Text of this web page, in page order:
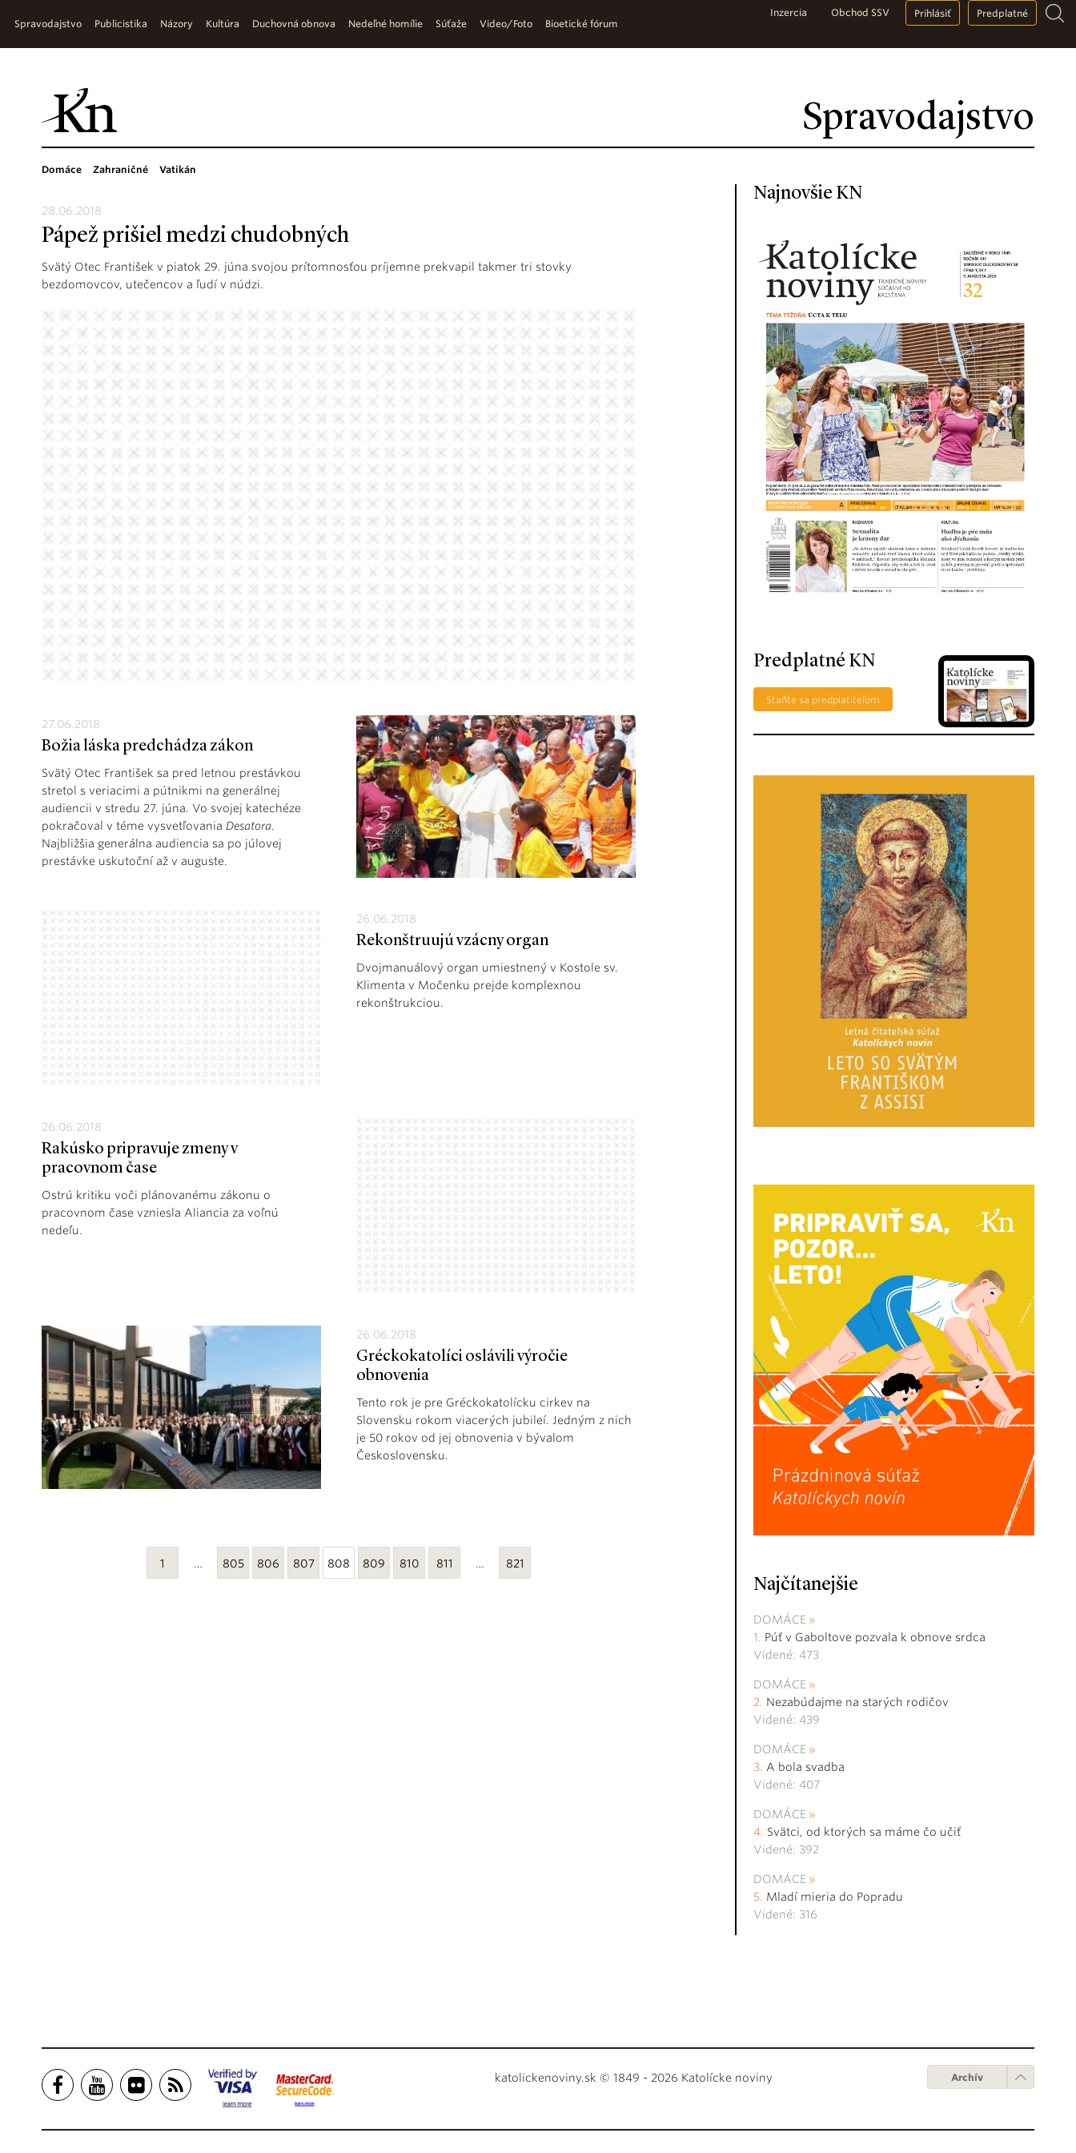
Spravodajstvo
Spravodajstvo Publicistika Názory Kultúra Duchovná obnova Nedeľné homílie Súťaže Video/Foto Bioetické fórum
Inzercia Obchod SSV Prihlásiť Predplatné
Domáce Zahraničné Vatikán
28.06.2018
Pápež prišiel medzi chudobných
Svätý Otec František v piatok 29. júna svojou prítomnosťou príjemne prekvapil takmer tri stovky
bezdomovcov, utečencov a ľudí v núdzi.
27.06.2018
Božia láska predchádza zákon
Svätý Otec František sa pred letnou prestávkou
stretol s veriacimi a pútnikmi na generálnej
audiencii v stredu 27. júna. Vo svojej katechéze
pokračoval v téme vysvetľovania Desatora.
Najbližšia generálna audiencia sa po júlovej
prestávke uskutoční až v auguste.
26.06.2018
Rekonštruujú vzácny organ
Dvojmanuálový organ umiestnený v Kostole sv.
Klimenta v Močenku prejde komplexnou
rekonštrukciou.
26.06.2018
Rakúsko pripravuje zmeny v
pracovnom čase
Ostrú kritiku voči plánovanému zákonu o
pracovnom čase vzniesla Aliancia za voľnú
nedeľu.
26.06.2018
Gréckokatolíci oslávili výročie
obnovenia
Tento rok je pre Gréckokatolícku cirkev na
Slovensku rokom viacerých jubileí. Jedným z nich
je 50 rokov od jej obnovenia v bývalom
Československu.
1 … 805 806 807 808 809 810 811 … 821
Najnovšie KN
Predplatné KN
Staňte sa predplatiteľom
Najčítanejšie
DOMÁCE
Púť v Gaboltove pozvala k obnove srdca
Videné: 473
DOMÁCE
Nezabúdajme na starých rodičov
Videné: 439
DOMÁCE
A bola svadba
Videné: 407
DOMÁCE
Svätci, od ktorých sa máme čo učiť
Videné: 392
DOMÁCE
Mladí mieria do Popradu
Videné: 316
katolickenoviny.sk © 1849 - 2026 Katolícke noviny Archív